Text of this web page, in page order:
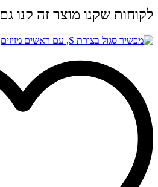
לקוחות שקנו מוצר זה קנו גם